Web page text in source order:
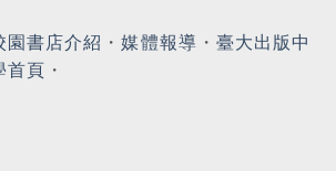
園書店介紹 ・媒體報導 ・ 臺大出版中
首頁 ・